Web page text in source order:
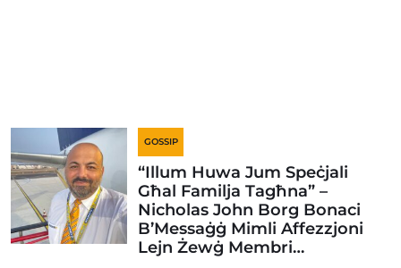
GOSSIP
“Illum Huwa Jum Speċjali
Għal Familja Tagħna” –
Nicholas John Borg Bonaci
B’Messaġġ Mimli Affezzjoni
Lejn Żewġ Membri…